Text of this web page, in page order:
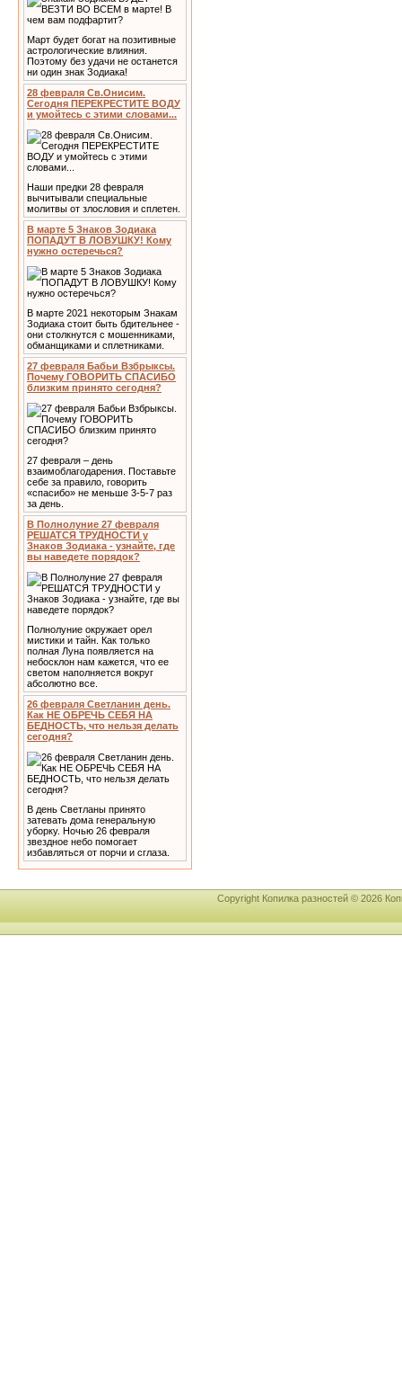
Март будет богат на позитивные
астрологические влияния.
Поэтому без удачи не останется
ни один знак Зодиака!
28 февраля Св.Онисим.
Сегодня ПЕРЕКРЕСТИТЕ ВОДУ
и умойтесь с этими словами...
Наши предки 28 февраля
вычитывали специальные
молитвы от злословия и сплетен.
В марте 5 Знаков Зодиака
ПОПАДУТ В ЛОВУШКУ! Кому
нужно остеречься?
В марте 2021 некоторым Знакам
Зодиака стоит быть бдительнее -
они столкнутся с мошенниками,
обманщиками и сплетниками.
27 февраля Бабьи Взбрыксы.
Почему ГОВОРИТЬ СПАСИБО
близким принято сегодня?
27 февраля – день
взаимоблагодарения. Поставьте
себе за правило, говорить
«спасибо» не меньше 3-5-7 раз
за день.
В Полнолуние 27 февраля
РЕШАТСЯ ТРУДНОСТИ у
Знаков Зодиака - узнайте, где
вы наведете порядок?
Полнолуние окружает орел
мистики и тайн. Как только
полная Луна появляется на
небосклон нам кажется, что ее
светом наполняется вокруг
абсолютно все.
26 февраля Светланин день.
Как НЕ ОБРЕЧЬ СЕБЯ НА
БЕДНОСТЬ, что нельзя делать
сегодня?
В день Светланы принято
затевать дома генеральную
уборку. Ночью 26 февраля
звездное небо помогает
избавляться от порчи и сглаза.
Copyright Копилка разностей © 2026